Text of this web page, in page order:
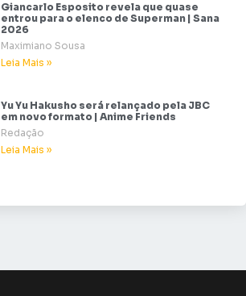
Giancarlo Esposito revela que quase
entrou para o elenco de Superman | Sana
2026
Maximiano Sousa
Leia Mais »
Yu Yu Hakusho será relançado pela JBC
em novo formato | Anime Friends
Redação
Leia Mais »